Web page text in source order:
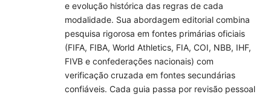
e evolução histórica das regras de cada
modalidade. Sua abordagem editorial combina
pesquisa rigorosa em fontes primárias oficiais
(FIFA, FIBA, World Athletics, FIA, COI, NBB, IHF,
FIVB e confederações nacionais) com
verificação cruzada em fontes secundárias
confiáveis. Cada guia passa por revisão pessoal